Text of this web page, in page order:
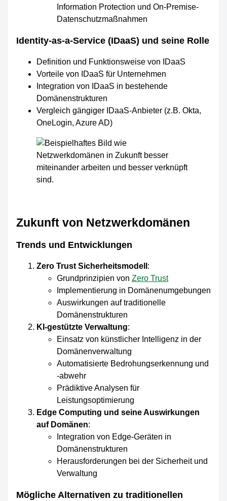
Information Protection und On-Premise-
Datenschutzmaßnahmen
Identity-as-a-Service (IDaaS) und seine Rolle
Definition und Funktionsweise von IDaaS
Vorteile von IDaaS für Unternehmen
Integration von IDaaS in bestehende
Domänenstrukturen
Vergleich gängiger IDaaS-Anbieter (z.B. Okta,
OneLogin, Azure AD)
Zukunft von Netzwerkdomänen
Trends und Entwicklungen
Zero Trust Sicherheitsmodell :
Grundprinzipien von Zero Trust
Implementierung in Domänenumgebungen
Auswirkungen auf traditionelle
Domänenstrukturen
KI-gestützte Verwaltung:
Einsatz von künstlicher Intelligenz in der
Domänenverwaltung
Automatisierte Bedrohungserkennung und
-abwehr
Prädiktive Analysen für
Leistungsoptimierung
Edge Computing und seine Auswirkungen
auf Domänen:
Integration von Edge-Geräten in
Domänenstrukturen
Herausforderungen bei der Sicherheit und
Verwaltung
Mögliche Alternativen zu traditionellen